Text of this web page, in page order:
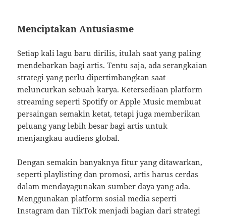
Menciptakan Antusiasme
Setiap kali lagu baru dirilis, itulah saat yang paling
mendebarkan bagi artis. Tentu saja, ada serangkaian
strategi yang perlu dipertimbangkan saat
meluncurkan sebuah karya. Ketersediaan platform
streaming seperti Spotify or Apple Music membuat
persaingan semakin ketat, tetapi juga memberikan
peluang yang lebih besar bagi artis untuk
menjangkau audiens global.
Dengan semakin banyaknya fitur yang ditawarkan,
seperti playlisting dan promosi, artis harus cerdas
dalam mendayagunakan sumber daya yang ada.
Menggunakan platform sosial media seperti
Instagram dan TikTok menjadi bagian dari strategi